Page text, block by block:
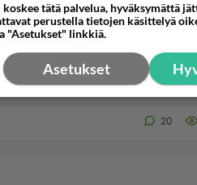
on tarjolla vain teollista
20
tätä palvelua, hyväksymättä
perustella tietojen käsittelyä
"Asetukset" linkkiä.
Asetukset